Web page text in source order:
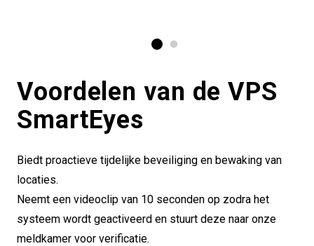
Voordelen van de VPS
SmartEyes
Biedt proactieve tijdelijke beveiliging en bewaking van
locaties.
Neemt een videoclip van 10 seconden op zodra het
systeem wordt geactiveerd en stuurt deze naar onze
meldkamer voor verificatie.